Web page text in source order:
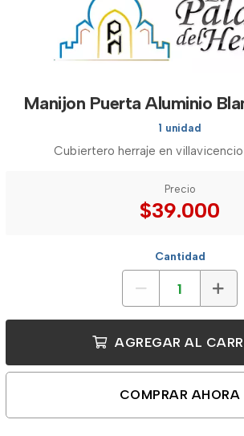
Manijon Puerta Aluminio
1 unidad
Cubiertero herraje en
Precio
$39.000
Cantidad
AGREGAR AL
COMPRAR AHORA